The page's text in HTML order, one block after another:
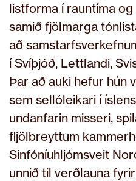
listforma í rauntíma
samið fjölmarga
að
í Svíþjóð, Lettlandi,
Þar að auki hefur hún
sem sellóleikari í
undanfarin misseri,
fljölbreyttum
Sinfóníuhljómsveit
unnið til verðlauna